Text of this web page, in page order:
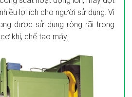
lợi ích cho người sử dụng. Vì
được sử dụng rộng rãi trong
khí, chế tạo máy.